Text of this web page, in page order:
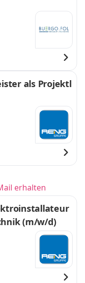
als Projektl
erhalten
(m/w/d)